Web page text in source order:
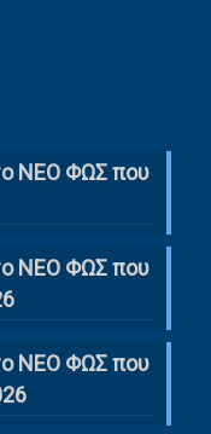
NΕΟ ΦΩΣ που
ΝΕΟ ΦΩΣ που
ΝΕΟ ΦΩΣ που